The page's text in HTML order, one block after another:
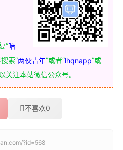
“暗
索“两伙青年”或者“lhqnapp”或
关注本站微信公众号。
不喜欢0
?id=568